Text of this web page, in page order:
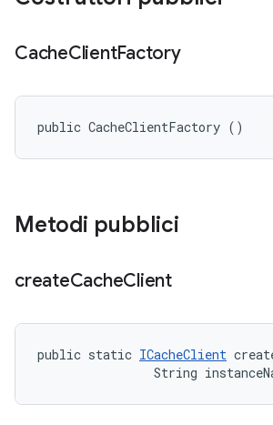
CacheClientFactory
public CacheClientFactory ()
Metodi pubblici
createCacheClient
public static ICacheClient
String